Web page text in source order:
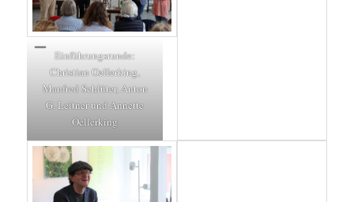
Einführungsrunde:
Christian Oellerking,
Manfred Schlüter, Anton
G. Leitner und Annette
Oellerking